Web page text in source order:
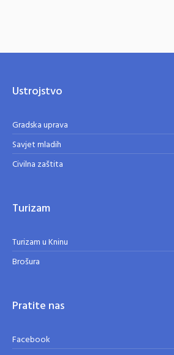
Ustrojstvo
Gradska uprava
Savjet mladih
Civilna zaštita
Turizam
Turizam u Kninu
Brošura
Pratite nas
Facebook